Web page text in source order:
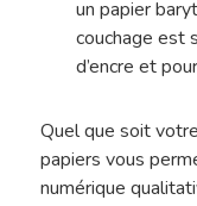
un papier
couchage est
d’encre et
Quel que soit
papiers vous
numérique